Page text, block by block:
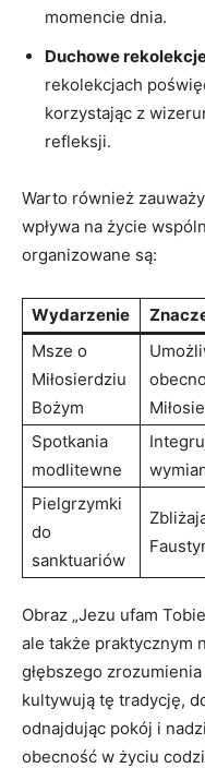
momencie dnia.
Duchowe
rekolekcjach
korzystając z
refleksji.
Warto również
wpływa na życie
organizowane są:
Wydarzenie
Msze o
Miłosierdziu
Bożym
Spotkania
modlitewne
Pielgrzymki
do
sanktuariów
Obraz „Jezu ufam⁣
ale także praktycznym
głębszego
kultywują tę tradycję,
odnajdując pokój i
obecność w życiu